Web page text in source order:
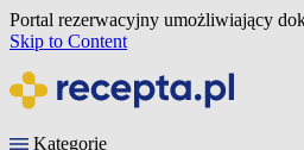
Portal rezerwacyjny umożliwiający
Skip to Content
Kategorie